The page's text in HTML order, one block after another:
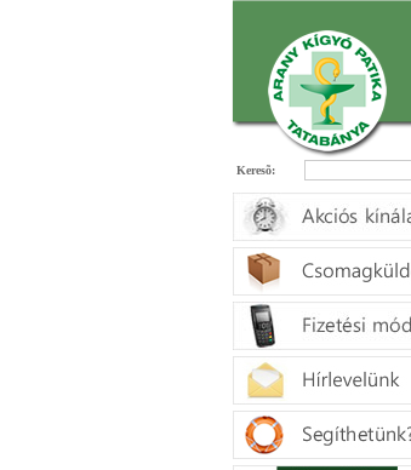
Keresõ: